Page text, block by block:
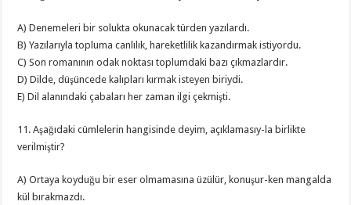
A) Denemeleri bir solukta okunacak türden yazılardı.
B) Yazılarıyla topluma canlılık, hareketlilik kazandırmak istiyordu.
C) Son romanının odak noktası toplumdaki bazı çıkmazlardır.
D) Dilde, düşüncede kalıpları kırmak isteyen biriydi.
E) Dil alanındaki çabaları her zaman ilgi çekmişti.
11. Aşağıdaki cümlelerin hangisinde deyim, açıklamasıy-la birlikte
verilmiştir?
A) Ortaya koyduğu bir eser olmamasına üzülür, konuşur-ken mangalda
kül bırakmazdı.